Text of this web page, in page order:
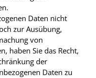
Daten nicht
zur Ausübung,
von
haben Sie das Recht,
der
Daten zu